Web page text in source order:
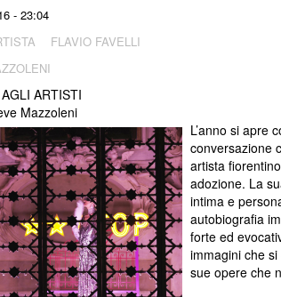
- 23:04
FLAVIO FAVELLI
ARTISTI
Mazzoleni
L’anno si apre
conversazione
artista
adozione. La
intima e
autobiografia
forte ed
immagini che
sue opere che